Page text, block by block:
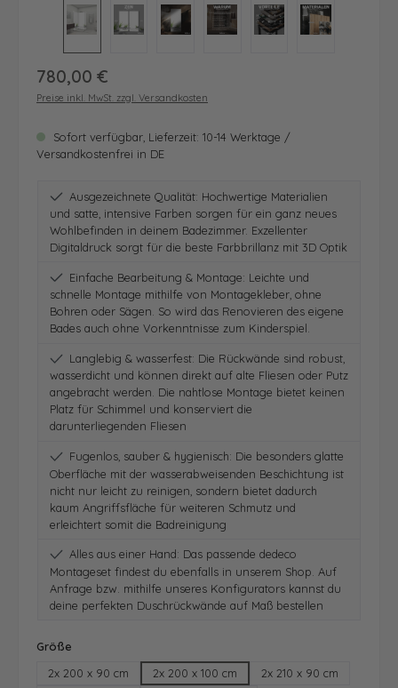
Regulärer Preis:
780,00 €
Preise inkl. MwSt. zzgl. Versandkosten
Sofort verfügbar, Lieferzeit: 10-14 Werktage /
Versandkostenfrei in DE
Ausgezeichnete Qualität: Hochwertige Materialien
und satte, intensive Farben sorgen für ein ganz neues
Wohlbefinden in deinem Badezimmer. Exzellenter
Digitaldruck sorgt für die beste Farbbrillanz mit 3D Optik
Einfache Bearbeitung & Montage: Leichte und
schnelle Montage mithilfe von Montagekleber, ohne
Bohren oder Sägen. So wird das Renovieren des eigene
Bades auch ohne Vorkenntnisse zum Kinderspiel.
Langlebig & wasserfest: Die Rückwände sind robust,
wasserdicht und können direkt auf alte Fliesen oder Putz
angebracht werden. Die nahtlose Montage bietet keinen
Platz für Schimmel und konserviert die
darunterliegenden Fliesen
Fugenlos, sauber & hygienisch: Die besonders glatte
Oberfläche mit der wasserabweisenden Beschichtung ist
nicht nur leicht zu reinigen, sondern bietet dadurch
kaum Angriffsfläche für weiteren Schmutz und
erleichtert somit die Badreinigung
Alles aus einer Hand: Das passende dedeco
Montageset findest du ebenfalls in unserem Shop. Auf
Anfrage bzw. mithilfe unseres Konfigurators kannst du
deine perfekten Duschrückwände auf Maß bestellen
Größe
2x 200 x 90 cm
2x 200 x 100 cm
2x 210 x 90 cm